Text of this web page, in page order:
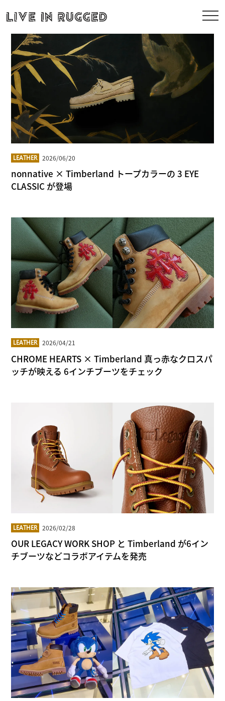
LEATHER 2026/06/20
nonnative × Timberland トープカラーの 3 EYE
CLASSIC が登場
LEATHER 2026/04/21
CHROME HEARTS × Timberland 真っ赤なクロスパ
ッチが映える 6インチブーツをチェック
LEATHER 2026/02/28
OUR LEGACY WORK SHOP と Timberland が6イン
チブーツなどコラボアイテムを発売